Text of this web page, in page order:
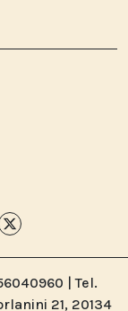
| Tel.
21, 20134